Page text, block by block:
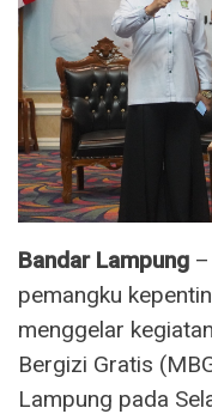
Bandar Lampung
pemangku
menggelar
Bergizi Gratis
Lampung pada